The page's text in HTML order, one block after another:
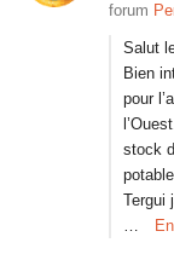
forum
Salut
Bien
pour
stock
Tergui
…